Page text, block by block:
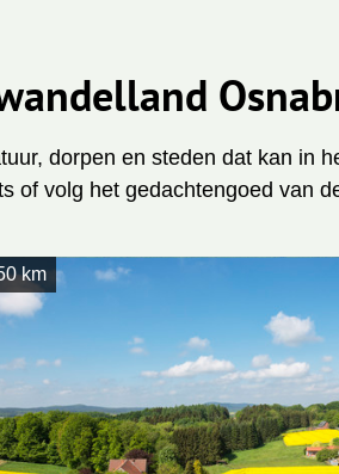
dorpen en steden dat kan in
of volg het gedachtengoed van
km